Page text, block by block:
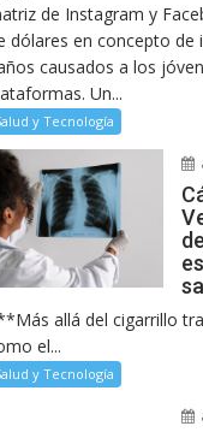
de Instagram y
dólares en concepto de
causados a los
Un...
y Tecnología
allá del cigarrillo
el...
y Tecnología